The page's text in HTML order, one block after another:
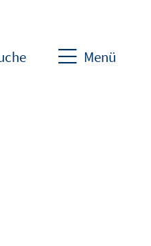
Menü